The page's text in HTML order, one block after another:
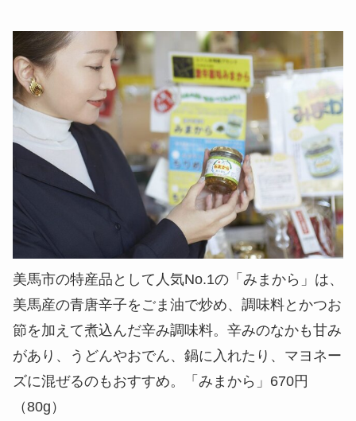
美馬市の特産品として人気No.1の「みまから」は、
美馬産の青唐辛子をごま油で炒め、調味料とかつお
節を加えて煮込んだ辛み調味料。辛みのなかも甘み
があり、うどんやおでん、鍋に入れたり、マヨネー
ズに混ぜるのもおすすめ。「みまから」670円
（80g）